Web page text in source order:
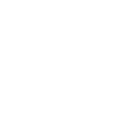
魁力セット
イダーマンコラボ！ホワイトソ